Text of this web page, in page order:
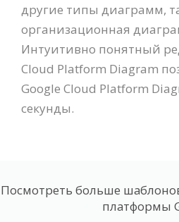
другие типы диаграмм,
организационная
Интуитивно понятный
Cloud Platform Diagram
Google Cloud Platform
секунды.
Посмотреть больше
платформы